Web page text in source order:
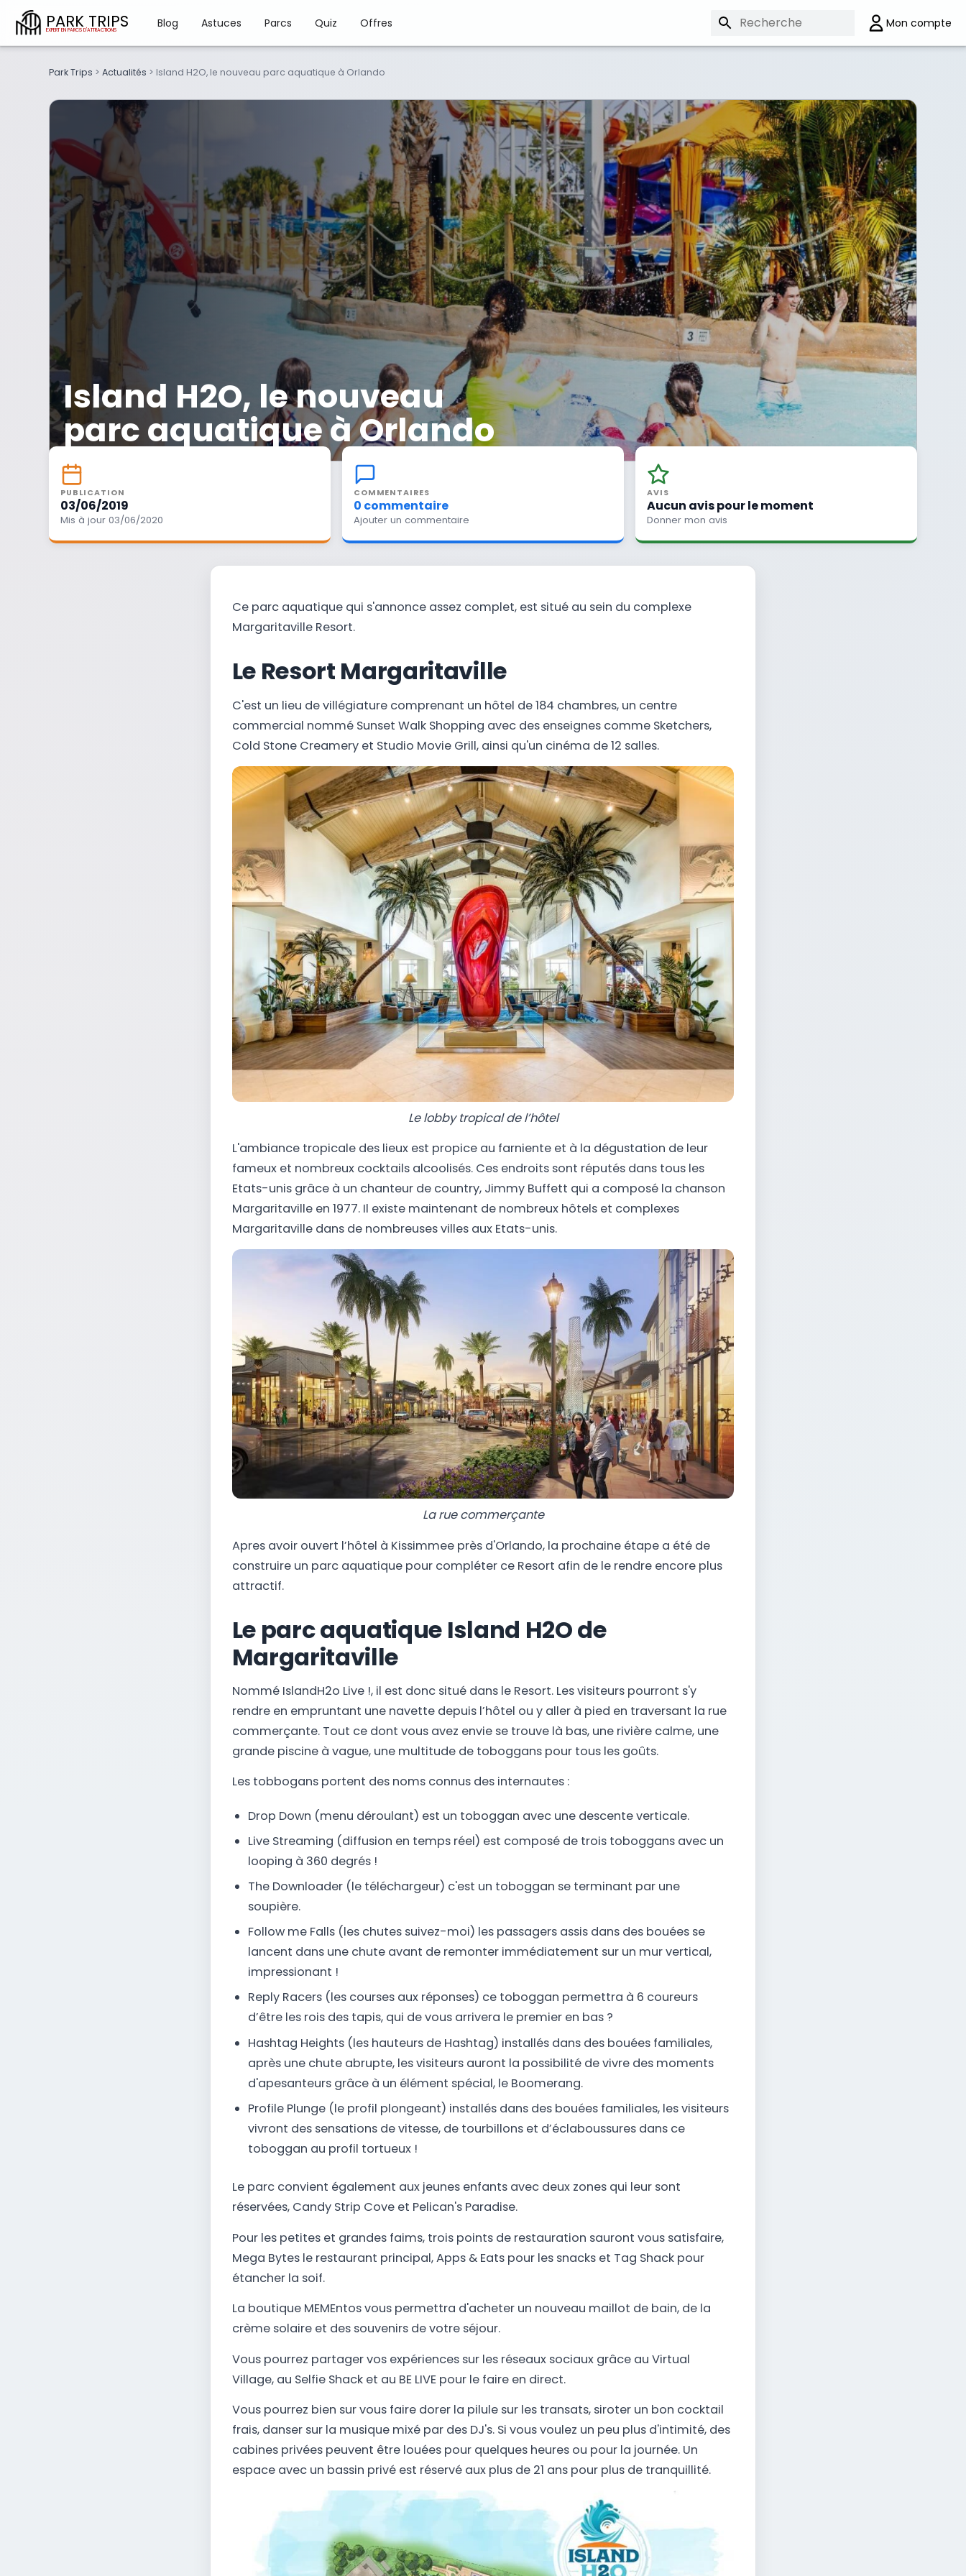
PARK TRIPS Blog Astuces Parcs Quiz Offres
Park Trips > Actualités > Island H2O, le nouveau parc aquatique à Orlando
Island H2O, le nouveau
parc aquatique à Orlando
PUBLICATION
03/06/2019
Mis à jour 03/06/2020
COMMENTAIRES
0 commentaire
Ajouter un commentaire
AVIS
Aucun avis pour le moment
Donner mon avis
Ce parc aquatique qui s'annonce assez complet, est situé au sein du complexe
Margaritaville Resort.
Le Resort Margaritaville
C'est un lieu de villégiature comprenant un hôtel de 184 chambres, un centre
commercial nommé Sunset Walk Shopping avec des enseignes comme Sketchers,
Cold Stone Creamery et Studio Movie Grill, ainsi qu'un cinéma de 12 salles.
Le lobby tropical de l’hôtel
L'ambiance tropicale des lieux est propice au farniente et à la dégustation de leur
fameux et nombreux cocktails alcoolisés. Ces endroits sont réputés dans tous les
Etats-unis grâce à un chanteur de country, Jimmy Buffett qui a composé la chanson
Margaritaville en 1977. Il existe maintenant de nombreux hôtels et complexes
Margaritaville dans de nombreuses villes aux Etats-unis.
La rue commerçante
Apres avoir ouvert l’hôtel à Kissimmee près d'Orlando, la prochaine étape a été de
construire un parc aquatique pour compléter ce Resort afin de le rendre encore plus
attractif.
Le parc aquatique Island H2O de
Margaritaville
Nommé IslandH2o Live !, il est donc situé dans le Resort. Les visiteurs pourront s'y
rendre en empruntant une navette depuis l’hôtel ou y aller à pied en traversant la rue
commerçante. Tout ce dont vous avez envie se trouve là bas, une rivière calme, une
grande piscine à vague, une multitude de toboggans pour tous les goûts.
Les tobbogans portent des noms connus des internautes :
Drop Down (menu déroulant) est un toboggan avec une descente verticale.
Live Streaming (diffusion en temps réel) est composé de trois toboggans avec un
looping à 360 degrés !
The Downloader (le téléchargeur) c'est un toboggan se terminant par une
soupière.
Follow me Falls (les chutes suivez-moi) les passagers assis dans des bouées se
lancent dans une chute avant de remonter immédiatement sur un mur vertical,
impressionant !
Reply Racers (les courses aux réponses) ce toboggan permettra à 6 coureurs
d’être les rois des tapis, qui de vous arrivera le premier en bas ?
Hashtag Heights (les hauteurs de Hashtag) installés dans des bouées familiales,
après une chute abrupte, les visiteurs auront la possibilité de vivre des moments
d'apesanteurs grâce à un élément spécial, le Boomerang.
Profile Plunge (le profil plongeant) installés dans des bouées familiales, les visiteurs
vivront des sensations de vitesse, de tourbillons et d’éclaboussures dans ce
toboggan au profil tortueux !
Le parc convient également aux jeunes enfants avec deux zones qui leur sont
réservées, Candy Strip Cove et Pelican's Paradise.
Pour les petites et grandes faims, trois points de restauration sauront vous satisfaire,
Mega Bytes le restaurant principal, Apps & Eats pour les snacks et Tag Shack pour
étancher la soif.
La boutique MEMEntos vous permettra d'acheter un nouveau maillot de bain, de la
crème solaire et des souvenirs de votre séjour.
Vous pourrez partager vos expériences sur les réseaux sociaux grâce au Virtual
Village, au Selfie Shack et au BE LIVE pour le faire en direct.
Vous pourrez bien sur vous faire dorer la pilule sur les transats, siroter un bon cocktail
frais, danser sur la musique mixé par des DJ's. Si vous voulez un peu plus d'intimité, des
cabines privées peuvent être louées pour quelques heures ou pour la journée. Un
espace avec un bassin privé est réservé aux plus de 21 ans pour plus de tranquillité.